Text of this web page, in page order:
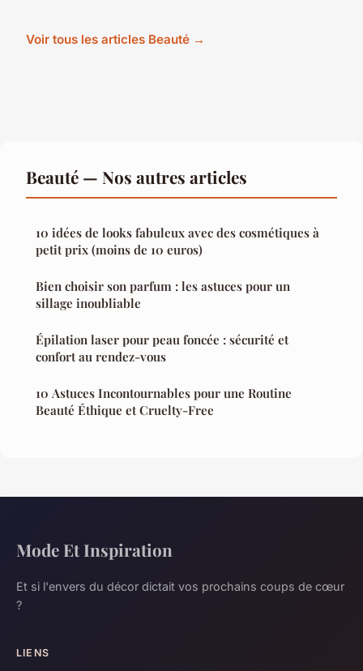
Voir tous les articles Beauté →
Beauté — Nos autres articles
10 idées de looks fabuleux avec des cosmétiques à
petit prix (moins de 10 euros)
Bien choisir son parfum : les astuces pour un
sillage inoubliable
Épilation laser pour peau foncée : sécurité et
confort au rendez-vous
10 Astuces Incontournables pour une Routine
Beauté Éthique et Cruelty-Free
Mode Et Inspiration
Et si l'envers du décor dictait vos prochains coups de cœur
?
LIENS